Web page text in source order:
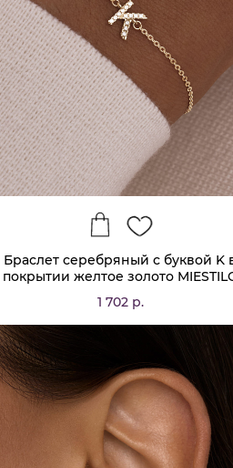
Браслет серебряный с буквой K
покрытии желтое золото
1 702 р.